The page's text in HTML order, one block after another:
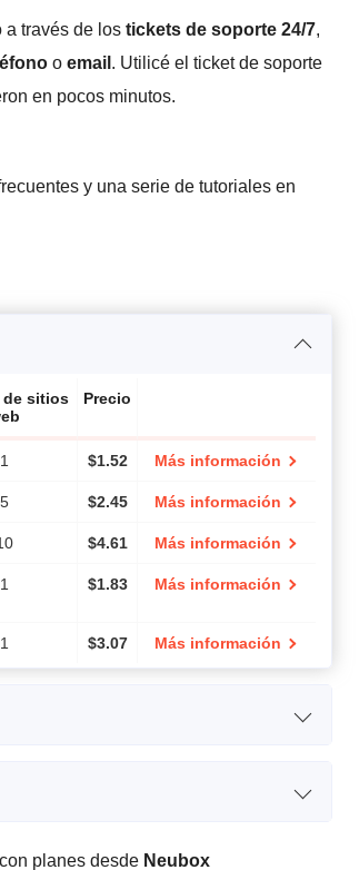
a través de los tickets de soporte 24/7,
o email . Utilicé el ticket de soporte
en pocos minutos.
y una serie de tutoriales en
de sitios
Precio
1 $1.52 Más información
5 $2.45 Más información
$4.61 Más información
1 $1.83 Más información
1 $3.07 Más información
$12.04 Más información
planes desde Neubox